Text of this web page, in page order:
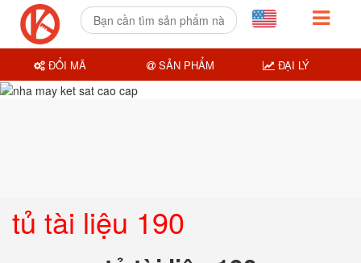
tủ tài liệu 190
ĐỔI MÃ SẢN PHẨM ĐẠI LÝ